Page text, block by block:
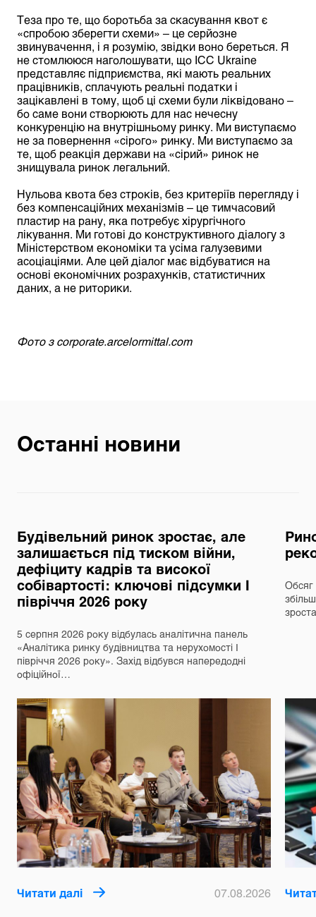
Теза про те, що боротьба за скасування квот є
«спробою зберегти схеми» – це серйозне
звинувачення, і я розумію, звідки воно береться. Я
не стомлююся наголошувати, що ІСС Ukraine
представляє підприємства, які мають реальних
працівників, сплачують реальні податки і
зацікавлені в тому, щоб ці схеми були ліквідовано –
бо саме вони створюють для нас нечесну
конкуренцію на внутрішньому ринку. Ми виступаємо
не за повернення «сірого» ринку. Ми виступаємо за
те, щоб реакція держави на «сірий» ринок не
знищувала ринок легальний.
Нульова квота без строків, без критеріїв перегляду і
без компенсаційних механізмів – це тимчасовий
пластир на рану, яка потребує хірургічного
лікування. Ми готові до конструктивного діалогу з
Міністерством економіки та усіма галузевими
асоціаціями. Але цей діалог має відбуватися на
основі економічних розрахунків, статистичних
даних, а не риторики.
Фото з corporate.arcelormittal.com
Останні новини
Будівельний ринок зростає, але
залишається під тиском війни,
дефіциту кадрів та високої
собівартості: ключові підсумки І
півріччя 2026 року
5 серпня 2026 року відбулась аналітична панель
«Аналітика ринку будівництва та нерухомості І
півріччя 2026 року». Захід відбувся напередодні
офіційної…
Читати далі 07.08.2026
Обсяг